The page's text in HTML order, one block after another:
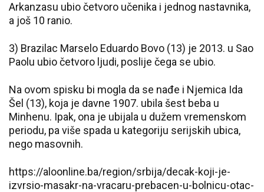
Arkanzasu ubio četvoro učenika i jednog nastavnika,
a još 10 ranio.
3) Brazilac Marselo Eduardo Bovo (13) je 2013. u Sao
Paolu ubio četvoro ljudi, poslije čega se ubio.
Na ovom spisku bi mogla da se nađe i Njemica Ida
Šel (13), koja je davne 1907. ubila šest beba u
Minhenu. Ipak, ona je ubijala u dužem vremenskom
periodu, pa više spada u kategoriju serijskih ubica,
nego masovnih.
https://aloonline.ba/region/srbija/decak-koji-je-
izvrsio-masakr-na-vracaru-prebacen-u-bolnicu-otac-